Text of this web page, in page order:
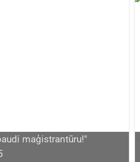
maģistrantūru!"